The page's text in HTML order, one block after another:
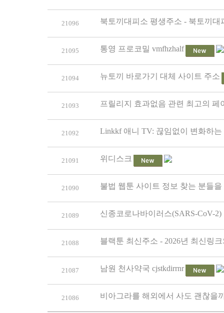
21096 북토끼대피소 평생주소 - 북토끼
21095 통영 프로코밀 vmfhzhalf
21094 뉴토끼 바로가기 대체 사이트 주소
21093 프릴리지 효과없음 관련 최고의
21092 Linkkf 애니 TV: 끊임없이 변화하
21091 위디스크
21090 불법 웹툰 사이트 정보 찾는 분들
21089 신종코로나바이러스(SARS-CoV-
21088 블랙툰 최신주소 - 2026년 최신링
21087 남원 천사약국 cjstkdirrnr
21086 비아그라를 해외에서 사도 괜찮을